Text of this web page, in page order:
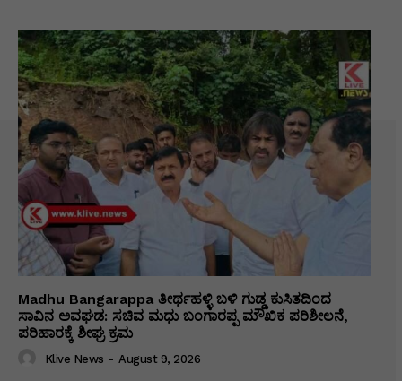
Madhu Bangarappa ತೀರ್ಥಹಳ್ಳಿ ಬಳಿ ಗುಡ್ಡ ಕುಸಿತದಿಂದ
ಸಾವಿನ ಅವಘಡ: ಸಚಿವ ಮಧು ಬಂಗಾರಪ್ಪ ಮೌಖಿಕ ಪರಿಶೀಲನೆ,
ಪರಿಹಾರಕ್ಕೆ ಶೀಘ್ರ ಕ್ರಮ
Klive News - August 9, 2026